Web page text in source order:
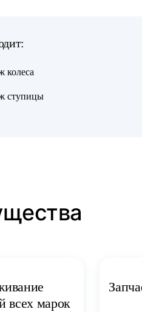
колеса
ступицы
всех марок